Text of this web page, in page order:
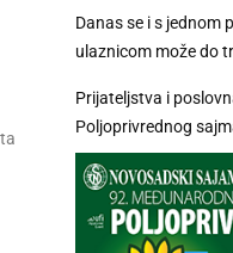
Danas se i s jednom
ulaznicom može do
Prijateljstva i
Poljoprivrednog